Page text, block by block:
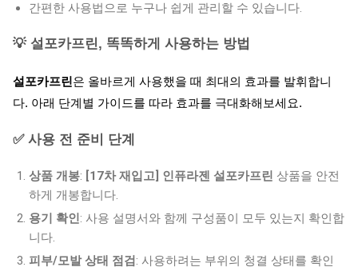
간편한 사용법으로 누구나 쉽게 관리할 수 있습니다.
💡 설포카프린, 똑똑하게 사용하는 방법
설포카프린은 올바르게 사용했을 때 최대의 효과를 발휘합니
다. 아래 단계별 가이드를 따라 효과를 극대화해보세요.
✅ 사용 전 준비 단계
상품 개봉: [17차 재입고] 인퓨라젠 설포카프린 상품을 안전
하게 개봉합니다.
용기 확인: 사용 설명서와 함께 구성품이 모두 있는지 확인합
니다.
피부/모발 상태 점검 : 사용하려는 부위의 청결 상태를 확인